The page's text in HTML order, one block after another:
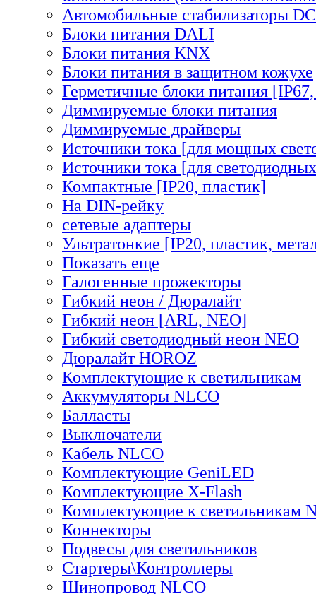
Автомобильные стабилизаторы
Блоки питания DALI
Блоки питания KNX
Блоки питания в защитном кожухе
Герметичные блоки питания
Диммируемые блоки питания
Диммируемые драйверы
Источники тока [для мощных
Источники тока [для
Компактные [IP20, пластик]
На DIN-рейку
сетевые адаптеры
Ультратонкие [IP20, пластик,
Показать еще
Галогенные прожекторы
Гибкий неон / Дюралайт
Гибкий неон [ARL, NEO]
Гибкий светодиодный неон NEO
Дюралайт HOROZ
Комплектующие к светильникам
Аккумуляторы NLCO
Балласты
Выключатели
Кабель NLCO
Комплектующие GeniLED
Комплектующие X-Flash
Комплектующие к светильникам
Коннекторы
Подвесы для светильников
Стартеры\Контроллеры
Шинопровод NLCO